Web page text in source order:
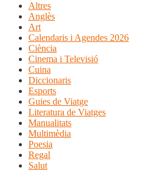
Altres
Anglès
Art
Calendaris i Agendes 2026
Ciència
Cinema i Televisió
Cuina
Diccionaris
Esports
Guies de Viatge
Literatura de Viatges
Manualitats
Multimèdia
Poesia
Regal
Salut